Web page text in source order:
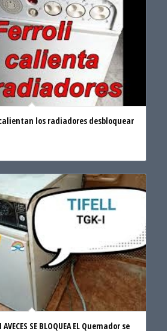
los radiadores desbloquear
AVECES SE BLOQUEA EL Quemador se